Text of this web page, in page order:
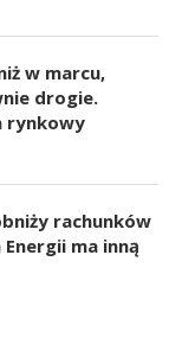
w marcu,
drogie.
rynkowy
rachunków
ma inną